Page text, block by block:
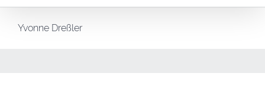
Yvonne Dreßler